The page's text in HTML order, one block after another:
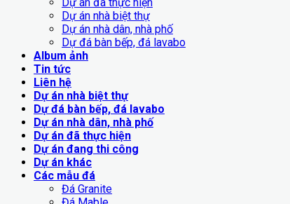
Dự án nhà biệt thự
Dự án nhà dân, nhà phố
Dự đá bàn bếp, đá lavabo
Album ảnh
Tin tức
Liên hệ
Dự án nhà biệt thự
Dự đá bàn bếp, đá lavabo
Dự án nhà dân, nhà phố
Dự án đã thực hiện
Dự án đang thi công
Dự án khác
Các mẫu đá
Đá Granite